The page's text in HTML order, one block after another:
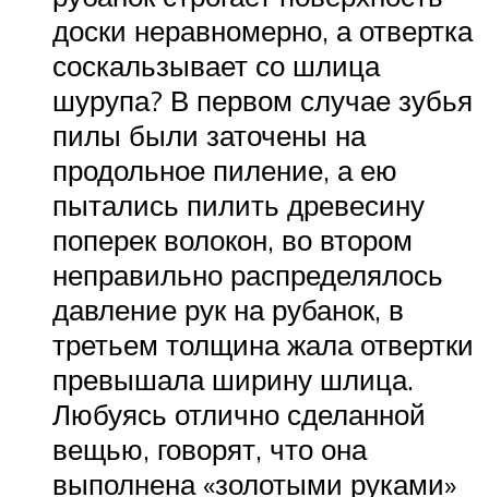
доски неравномерно, а отвертка
соскальзывает со шлица
шурупа? В первом случае зубья
пилы были заточены на
продольное пиление, а ею
пытались пилить древесину
поперек волокон, во втором
неправильно распределялось
давление рук на рубанок, в
третьем толщина жала отвертки
превышала ширину шлица.
Любуясь отлично сделанной
вещью, говорят, что она
выполнена «золотыми руками»